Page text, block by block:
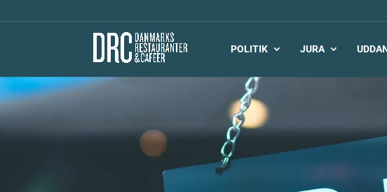
POLITIK JURA